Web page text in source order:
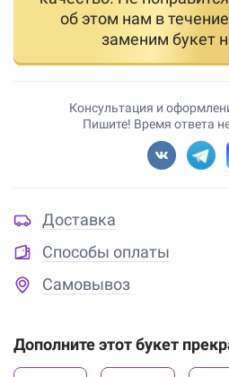
об этом нам в
заменим букет
Консультация и
Пишите! Время ответа
Доставка
Способы оплаты
Самовывоз
Дополните этот букет